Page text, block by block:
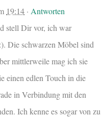
19:14 · Antworten
stell Dir vor, ich war
Die schwarzen Möbel sind
mittlerweile mag ich sie
einen edlen Touch in die
in Verbindung mit den
Ich kenne es sogar von zu